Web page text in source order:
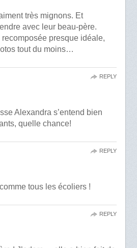
très mignons. Et
avec leur beau-père.
recomposée presque idéale,
tout du moins…
Alexandra s’entend bien
quelle chance!
REPLY
tous les écoliers !
REPLY
REPLY